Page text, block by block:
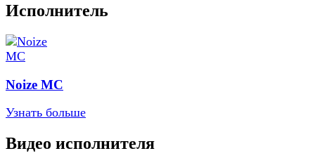
Исполнитель
Noize MC
Узнать больше
Видео исполнителя